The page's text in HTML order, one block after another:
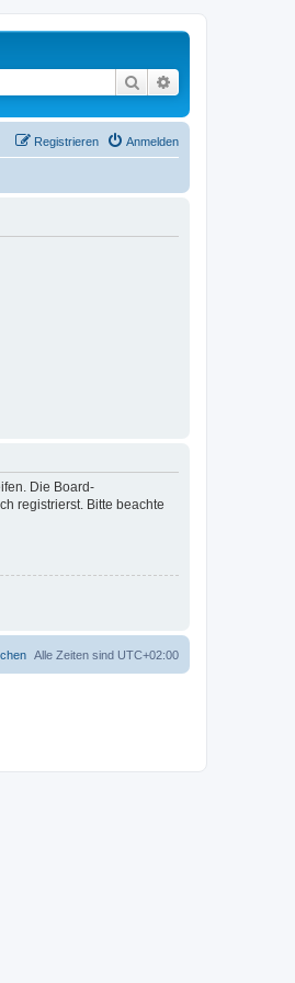
Suche
Anmelden
Registrieren
Die Board-
registrierst. Bitte beachte
Alle Zeiten sind UTC+02:00